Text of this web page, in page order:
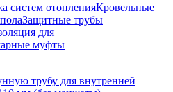
систем отопленияКровельные
Защитные трубы
для
муфты